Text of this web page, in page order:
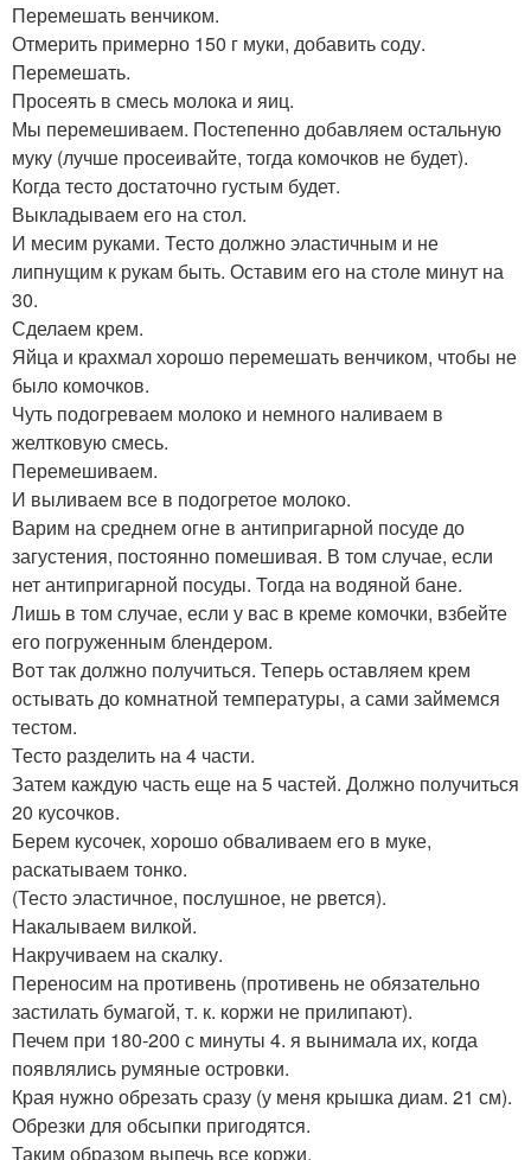
Перемешать венчиком.
Отмерить примерно 150 г муки, добавить соду.
Перемешать.
Просеять в смесь молока и яиц.
Мы перемешиваем. Постепенно добавляем остальную
муку (лучше просеивайте, тогда комочков не будет).
Когда тесто достаточно густым будет.
Выкладываем его на стол.
И месим руками. Тесто должно эластичным и не
липнущим к рукам быть. Оставим его на столе минут на
30.
Сделаем крем.
Яйца и крахмал хорошо перемешать венчиком, чтобы не
было комочков.
Чуть подогреваем молоко и немного наливаем в
желтковую смесь.
Перемешиваем.
И выливаем все в подогретое молоко.
Варим на среднем огне в антипригарной посуде до
загустения, постоянно помешивая. В том случае, если
нет антипригарной посуды. Тогда на водяной бане.
Лишь в том случае, если у вас в креме комочки, взбейте
его погруженным блендером.
Вот так должно получиться. Теперь оставляем крем
остывать до комнатной температуры, а сами займемся
тестом.
Тесто разделить на 4 части.
Затем каждую часть еще на 5 частей. Должно получиться
20 кусочков.
Берем кусочек, хорошо обваливаем его в муке,
раскатываем тонко.
(Тесто эластичное, послушное, не рвется).
Накалываем вилкой.
Накручиваем на скалку.
Переносим на противень (противень не обязательно
застилать бумагой, т. к. коржи не прилипают).
Печем при 180-200 с минуты 4. я вынимала их, когда
появлялись румяные островки.
Края нужно обрезать сразу (у меня крышка диам. 21 см).
Обрезки для обсыпки пригодятся.
Таким образом выпечь все коржи.